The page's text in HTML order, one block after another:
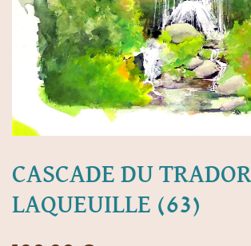
CASCADE DU
LAQUEUILLE (63)